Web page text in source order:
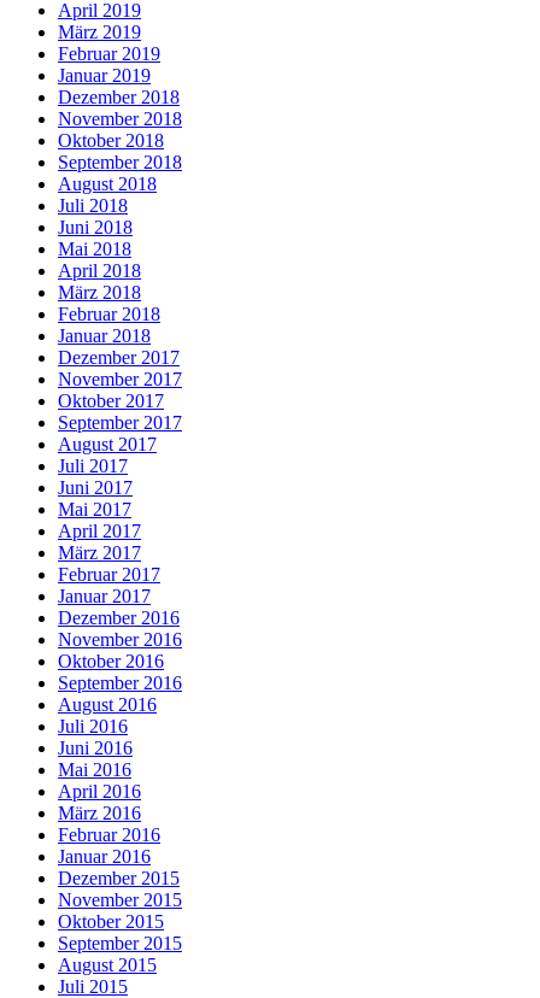
April 2019
März 2019
Februar 2019
Januar 2019
Dezember 2018
November 2018
Oktober 2018
September 2018
August 2018
Juli 2018
Juni 2018
Mai 2018
April 2018
März 2018
Februar 2018
Januar 2018
Dezember 2017
November 2017
Oktober 2017
September 2017
August 2017
Juli 2017
Juni 2017
Mai 2017
April 2017
März 2017
Februar 2017
Januar 2017
Dezember 2016
November 2016
Oktober 2016
September 2016
August 2016
Juli 2016
Juni 2016
Mai 2016
April 2016
März 2016
Februar 2016
Januar 2016
Dezember 2015
November 2015
Oktober 2015
September 2015
August 2015
Juli 2015